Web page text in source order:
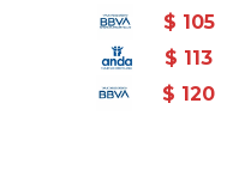
$ 105
$ 113
$ 120